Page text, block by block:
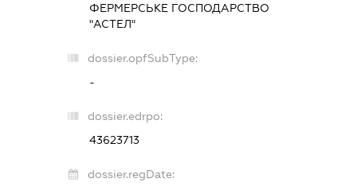
ФЕРМЕРСЬКЕ ГОСПОДАРСТВО
"АСТЕЛ"
dossier.opfSubType:
-
dossier.edrpo:
43623713
dossier.regDate: